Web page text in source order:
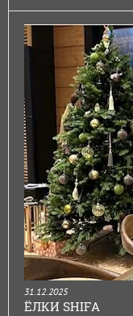
31.12.2025
ЁЛКИ SHIFA